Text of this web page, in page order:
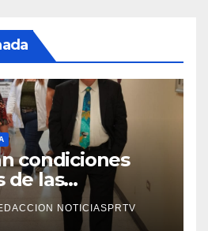
condiciones
de las
Departamento
Mayagüez
NOTICIASPRTV